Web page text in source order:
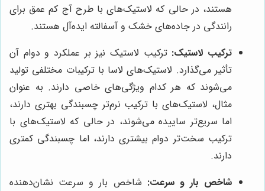
هستند، در حالی که لاستیک‌های با طرح آج کم عمق برای
رانندگی در جاده‌های خشک و آسفالته ایده‌آل هستند.
ترکیب لاستیک: ترکیب لاستیک نیز بر عملکرد و دوام آن
تأثیر می‌گذارد. لاستیک‌های لاسا با ترکیبات مختلفی تولید
می‌شوند که هر کدام ویژگی‌های خاصی دارند. به عنوان
مثال، لاستیک‌های با ترکیب نرم‌تر چسبندگی بهتری دارند،
اما سریع‌تر ساییده می‌شوند، در حالی که لاستیک‌های با
ترکیب سخت‌تر دوام بیشتری دارند، اما چسبندگی کمتری
دارند.
شاخص بار و سرعت: شاخص بار و سرعت نشان‌دهنده